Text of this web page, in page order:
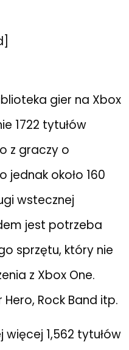
gier na Xbox
1722 tytułów
z graczy o
jednak około 160
wstecznej
jest potrzeba
sprzętu, który nie
z Xbox One.
Rock Band itp.
1,562 tytułów